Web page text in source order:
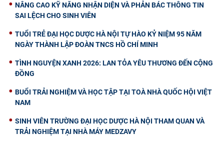
NÂNG CAO KỸ NĂNG NHẬN DIỆN VÀ PHẢN BÁC THÔNG TIN
SAI LỆCH CHO SINH VIÊN
TUỔI TRẺ ĐẠI HỌC DƯỢC HÀ NỘI TỰ HÀO KỶ NIỆM 95 NĂM
NGÀY THÀNH LẬP ĐOÀN TNCS HỒ CHÍ MINH
TÌNH NGUYỆN XANH 2026: LAN TỎA YÊU THƯƠNG ĐẾN CỘNG
ĐỒNG
BUỔI TRẢI NGHIỆM VÀ HỌC TẬP TẠI TOÀ NHÀ QUỐC HỘI VIỆT
NAM
SINH VIÊN TRƯỜNG ĐẠI HỌC DƯỢC HÀ NỘI THAM QUAN VÀ
TRẢI NGHIỆM TẠI NHÀ MÁY MEDZAVY